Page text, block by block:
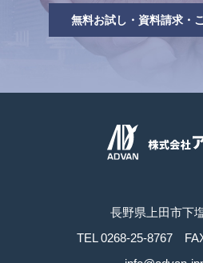
無料お試し・資料請求・
長野県上田市下
TEL0268-25-8767FAX